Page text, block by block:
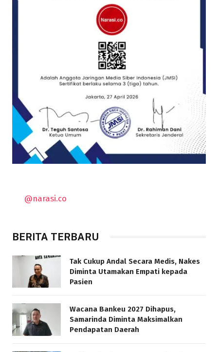
@narasi.co
BERITA TERBARU
Tak Cukup Andal Secara Medis, Nakes
Diminta Utamakan Empati kepada
Pasien
Wacana Bankeu 2027 Dihapus,
Samarinda Diminta Maksimalkan
Pendapatan Daerah